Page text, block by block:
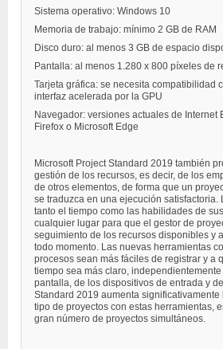
Sistema operativo: Windows 10
Memoria de trabajo: mínimo 2 GB de RAM
Disco duro: al menos 3 GB de espacio
Pantalla: al menos 1.280 x 800 píxeles de
Tarjeta gráfica: se necesita compatibilidad
interfaz acelerada por la GPU
Navegador: versiones actuales de Internet
Firefox o Microsoft Edge
Microsoft Project Standard 2019 también
gestión de los recursos, es decir, de los
de otros elementos, de forma que un
se traduzca en una ejecución satisfactoria.
tanto el tiempo como las habilidades de
cualquier lugar para que el gestor de
seguimiento de los recursos disponibles y
todo momento. Las nuevas herramientas
procesos sean más fáciles de registrar y a
tiempo sea más claro,
pantalla, de los dispositivos de entrada y
Standard 2019 aumenta
tipo de proyectos con estas herramientas,
gran número de proyectos simultáneos.